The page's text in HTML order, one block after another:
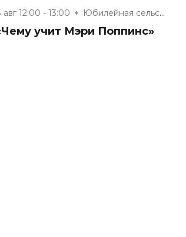
авг 12:00 - 13:00 Юбилейная сельская модельная б...
учит Мэри Поппинс»